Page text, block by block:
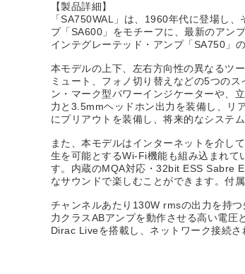
【製品詳細】
「SA750WAL」は、1960年代に登場し
プ「SA600」をモチーフに、最新のアン
インテグレーテッド・アンプ「SA750」
本モデルの上下、左右方向性の異なるツ
ミュート、フォノ切り替えなどの5つの
ン・マーク型パワーインジケーターや、
力と3.5mmヘッドホン出力を装備し、リ
にプリアウトを装備し、将来的なシステ
また、本モデルはインターネットを介し
生を可能とするWi-Fi機能も組み込まれて
す。内蔵のMQA対応・32bit ESS Sabre
なサウンドで楽しむことができます。付
チャンネルあたり130W rmsの出力を持
力クラスABアンプを動作させる高い電圧
Dirac Liveを搭載し、ネットワーク接続